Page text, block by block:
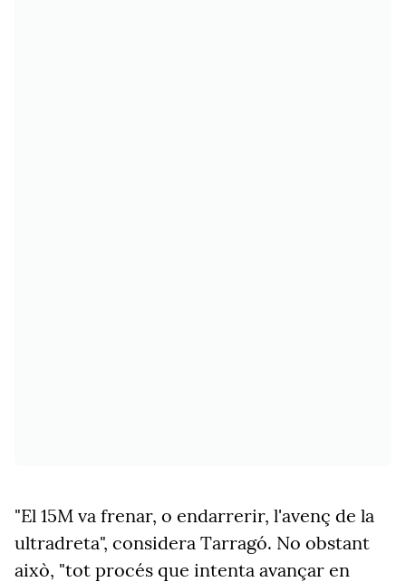
"El 15M va frenar, o endarrerir, l'avenç de la
ultradreta", considera Tarragó. No obstant
això, "tot procés que intenta avançar en